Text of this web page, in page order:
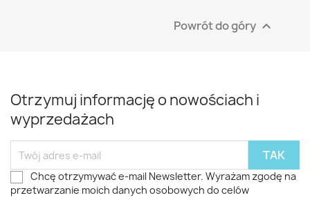
Powrót do góry 
Otrzymuj informację o nowościach i
wyprzedażach
Chcę otrzymywać e-mail Newsletter. Wyrażam zgodę na
przetwarzanie moich danych osobowych do celów